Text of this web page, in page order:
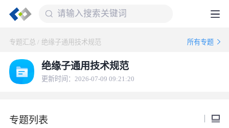
专题汇总 / 绝缘子通用技术规范 所有专题
绝缘子通用技术规范
更新时间：2026-07-09 09:21:20
专题列表